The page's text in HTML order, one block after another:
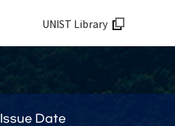
UNIST Library
Issue Date